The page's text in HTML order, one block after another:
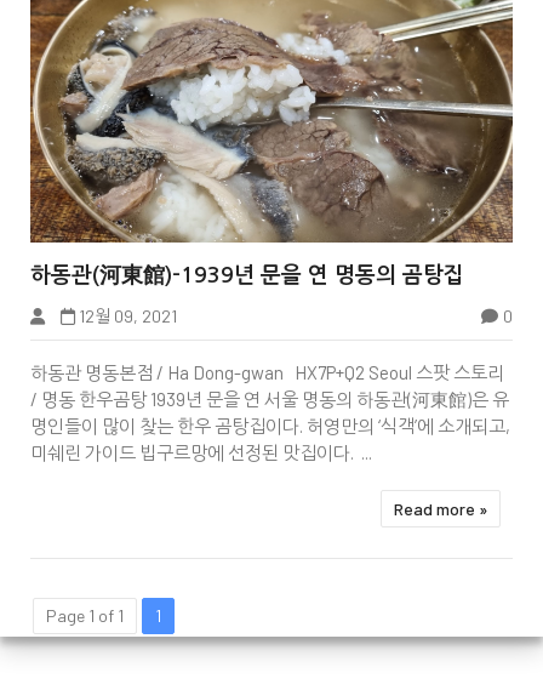


하동관(河東館)-1939년 문을 연 명동의 곰탕집
12월 09, 2021 0
하동관 명동본점 / Ha Dong-gwan HX7P+Q2 Seoul 스팟 스토리
/ 명동 한우곰탕 1939년 문을 연 서울 명동의 하동관(河東館)은 유
명인들이 많이 찾는 한우 곰탕집이다. 허영만의 ‘식객’에 소개되고,
미쉐린 가이드 빕구르망에 선정된 맛집이다. ...
Read more »
Page 1 of 1 1